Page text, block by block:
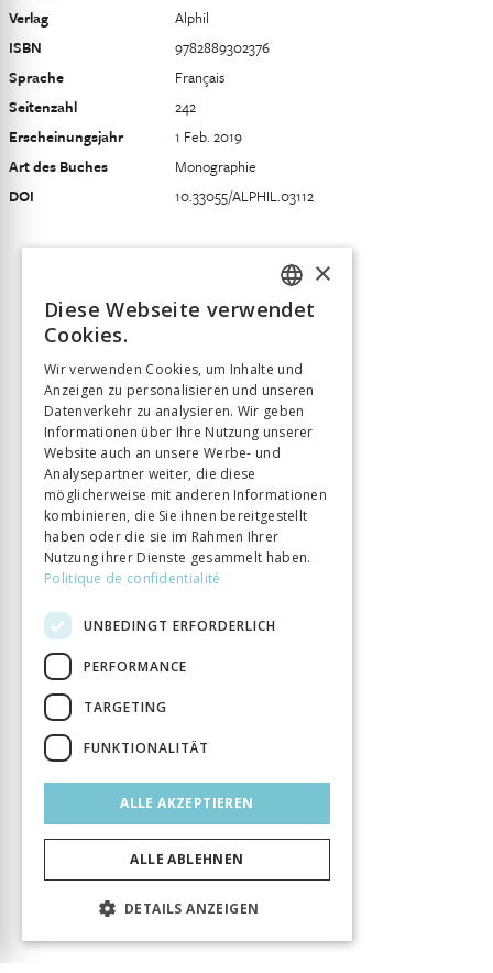
Verlag
Alphil
ISBN
9782889302376
Sprache
Français
Seitenzahl
242
Erscheinungsjahr
1 Feb. 2019
Art des Buches
Monographie
DOI
10.33055/ALPHIL.03112
FRENCH
ITALIAN
×
Diese Webseite verwendet
Cookies.
Wir verwenden Cookies, um Inhalte und
Anzeigen zu personalisieren und unseren
Datenverkehr zu analysieren. Wir geben
Informationen über Ihre Nutzung unserer
Website auch an unsere Werbe- und
Analysepartner weiter, die diese
möglicherweise mit anderen Informationen
kombinieren, die Sie ihnen bereitgestellt
haben oder die sie im Rahmen Ihrer
Nutzung ihrer Dienste gesammelt haben.
Politique de confidentialité
UNBEDINGT ERFORDERLICH
PERFORMANCE
TARGETING
FUNKTIONALITÄT
ALLE AKZEPTIEREN
ALLE ABLEHNEN
DETAILS ANZEIGEN